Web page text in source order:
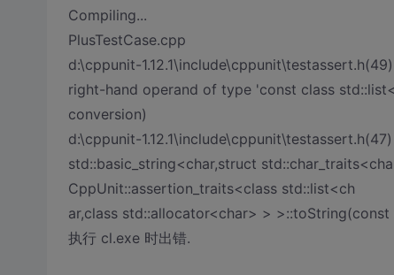
Compiling...
PlusTestCase.cpp
d:\cppunit-
right-hand operand of type 'const class
conversion)
d:\cppunit-
std::basic_string<char,struct
CppUnit::assertion_traits<class std::list<ch
ar,class std::allocator<char> >
执行 cl.exe 时出错.